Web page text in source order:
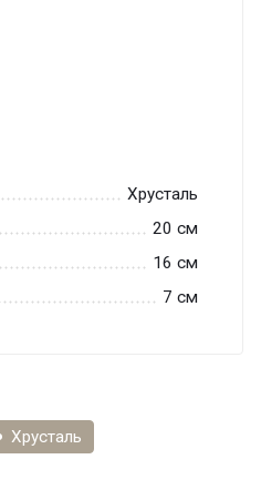
Хрусталь
20 см
16 см
7 см
Хрусталь